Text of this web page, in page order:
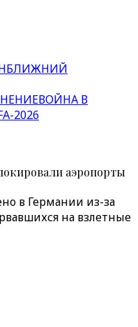
БЛИЖНИЙ
ВОЙНА В
2026
аэропорты
в Германии из-за
на взлетные